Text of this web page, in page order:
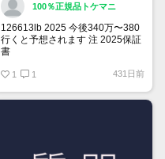
100％正規品トケマニ
126613lb 2025 今後340万〜380
行くと予想されます 注 2025保証
書
2025/ @Watch_Monster_より
マジ上がる予想しかない
1 1 431日前